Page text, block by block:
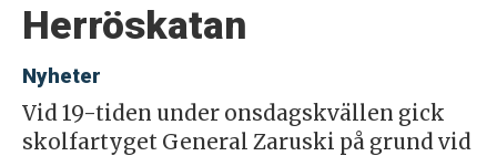
Herröskatan
Nyheter
Vid 19-tiden under onsdagskvällen gick
skolfartyget General Zaruski på grund vid